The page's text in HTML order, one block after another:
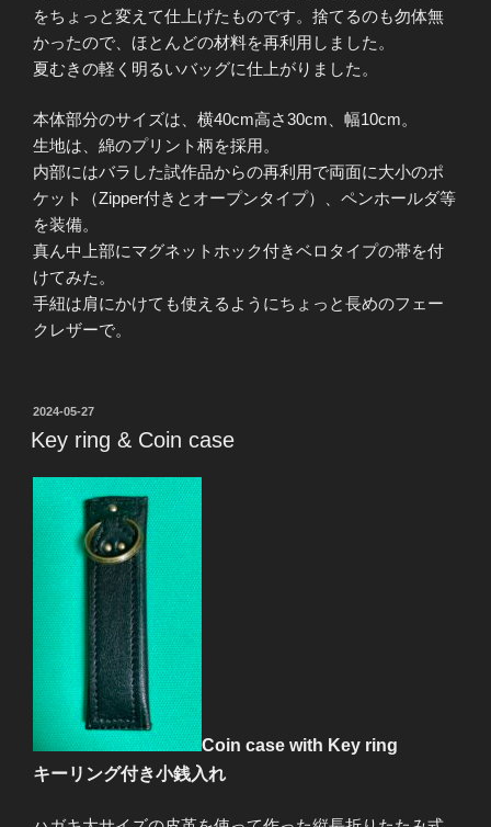
をちょっと変えて仕上げたものです。捨てるのも勿体無
かったので、ほとんどの材料を再利用しました。
夏むきの軽く明るいバッグに仕上がりました。
本体部分のサイズは、横40cm高さ30cm、幅10cm。
生地は、綿のプリント柄を採用。
内部にはバラした試作品からの再利用で両面に大小のポ
ケット（Zipper付きとオープンタイプ）、ペンホールダ等
を装備。
真ん中上部にマグネットホック付きベロタイプの帯を付
けてみた。
手紐は肩にかけても使えるようにちょっと長めのフェー
クレザーで。
投
稿
日:
2024-05-27
Key ring & Coin case
Coin case with Key ring
キーリング付き小銭入れ